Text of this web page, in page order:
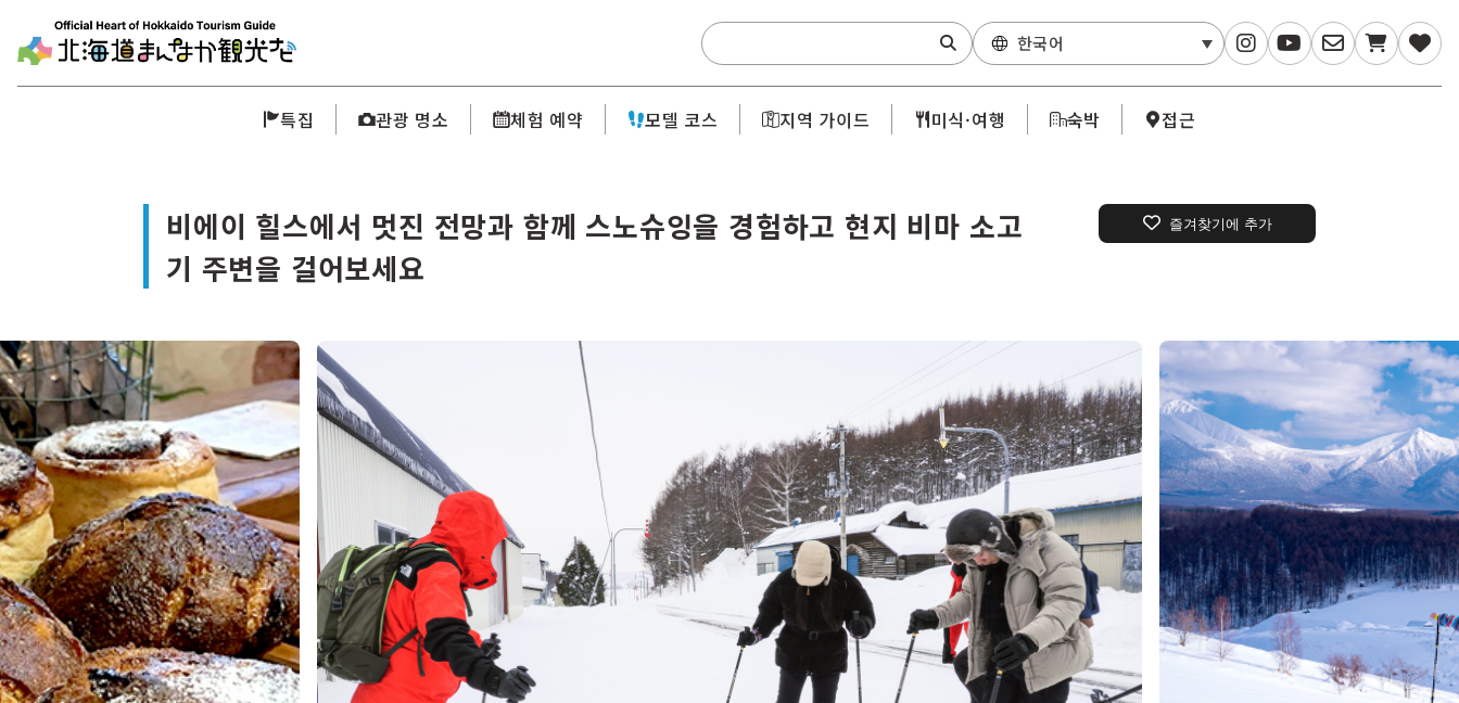
한국어
특집 관광 명소 체험 예약 모델 코스 지역 가이드 미식·여행 숙박 접근
비에이 힐스에서 멋진 전망과 함께 스노슈잉을 경험하고 현지 비마 소고
기 주변을 걸어보세요
즐겨찾기에 추가